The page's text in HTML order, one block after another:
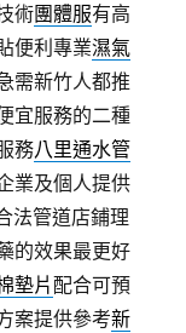
術團體服有高
便利專業濕氣
需新竹人都推
宜服務的二種
務八里通水管
業及個人提供
法管道店鋪理
的效果最更好
墊片配合可預
案提供參考新